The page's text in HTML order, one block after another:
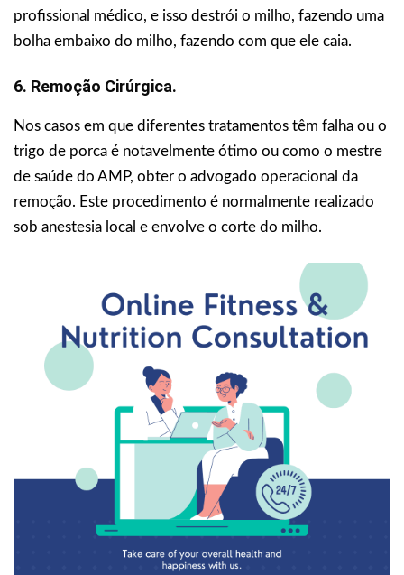
profissional médico, e isso destrói o milho, fazendo uma
bolha embaixo do milho, fazendo com que ele caia.
6. Remoção Cirúrgica.
Nos casos em que diferentes tratamentos têm falha ou o
trigo de porca é notavelmente ótimo ou como o mestre
de saúde do AMP, obter o advogado operacional da
remoção. Este procedimento é normalmente realizado
sob anestesia local e envolve o corte do milho.